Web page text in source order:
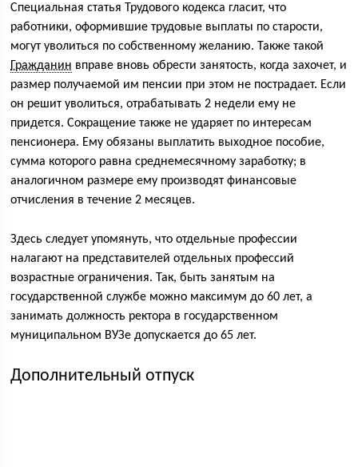
Специальная статья Трудового кодекса гласит, что
работники, оформившие трудовые выплаты по старости,
могут уволиться по собственному желанию. Также такой
Гражданин вправе вновь обрести занятость, когда захочет, и
размер получаемой им пенсии при этом не пострадает. Если
он решит уволиться, отрабатывать 2 недели ему не
придется. Сокращение также не ударяет по интересам
пенсионера. Ему обязаны выплатить выходное пособие,
сумма которого равна среднемесячному заработку; в
аналогичном размере ему производят финансовые
отчисления в течение 2 месяцев.
Здесь следует упомянуть, что отдельные профессии
налагают на представителей отдельных профессий
возрастные ограничения. Так, быть занятым на
государственной службе можно максимум до 60 лет, а
занимать должность ректора в государственном
муниципальном ВУЗе допускается до 65 лет.
Дополнительный отпуск